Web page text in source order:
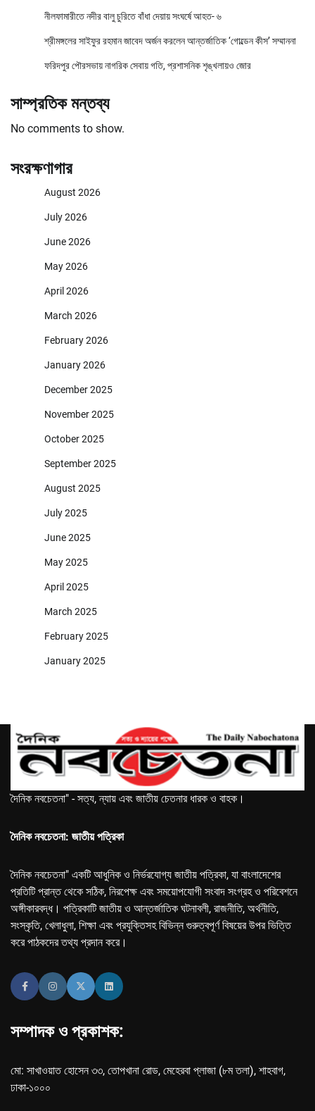
নীলফামারীতে নদীর বালু চুরিতে বাঁধা দেয়ায় সংঘর্ষে আহত- ৬
শ্রীমঙ্গলের সাইফুর রহমান জাবেদ অর্জন করলেন আন্তর্জাতিক ‘গোল্ডেন কীস’ সম্মাননা
ফরিদপুর পৌরসভায় নাগরিক সেবায় গতি, প্রশাসনিক শৃঙ্খলায়ও জোর
সাম্প্রতিক মন্তব্য
No comments to show.
সংরক্ষণাগার
August 2026
July 2026
June 2026
May 2026
April 2026
March 2026
February 2026
January 2026
December 2025
November 2025
October 2025
September 2025
August 2025
July 2025
June 2025
May 2025
April 2025
March 2025
February 2025
January 2025
দৈনিক নবচেতনা" - সত্য, ন্যায় এবং জাতীয় চেতনার ধারক ও বাহক।
দৈনিক নবচেতনা: জাতীয় পত্রিকা
দৈনিক নবচেতনা" একটি আধুনিক ও নির্ভরযোগ্য জাতীয় পত্রিকা, যা বাংলাদেশের
প্রতিটি প্রান্ত থেকে সঠিক, নিরপেক্ষ এবং সময়োপযোগী সংবাদ সংগ্রহ ও পরিবেশনে
অঙ্গীকারবদ্ধ। পত্রিকাটি জাতীয় ও আন্তর্জাতিক ঘটনাবলী, রাজনীতি, অর্থনীতি,
সংস্কৃতি, খেলাধুলা, শিক্ষা এবং প্রযুক্তিসহ বিভিন্ন গুরুত্বপূর্ণ বিষয়ের উপর ভিত্তি
করে পাঠকদের তথ্য প্রদান করে।
সম্পাদক ও প্রকাশক:
মো: সাখাওয়াত হোসেন ৩৩, তোপখানা রোড, মেহেরবা প্লাজা (৮ম তলা), শাহবাগ,
ঢাকা-১০০০